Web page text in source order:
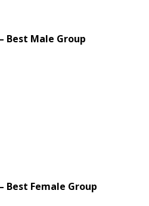
Best Male Group
Best Female Group